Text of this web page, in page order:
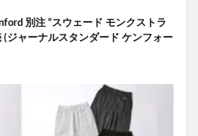
別注 “スウェード モンクストラ
ジャーナルスタンダード ケンフォー